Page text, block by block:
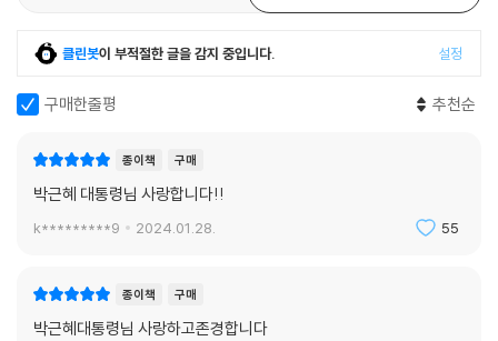
세력들로부터 안보를 굳건히 지켜냈고, 조금이라도 나은 삶을
바쳐진 것이라고 생각하였기에 제 일신에 대해서는 어떠한
미련도 없습니다.
이제, 모든 멍에를 묻겠습니다. 누구를 탓하거나 원망하는 마음도
클린봇이 부적절한 글을 감지 중입니다. 설정
구매한줄평 추천순
종이책 구매
박근혜 대통령님 사랑합니다!!
k*********9 2024.01.28. 55
종이책 구매
박근혜대통령님 사랑하고존경합니다